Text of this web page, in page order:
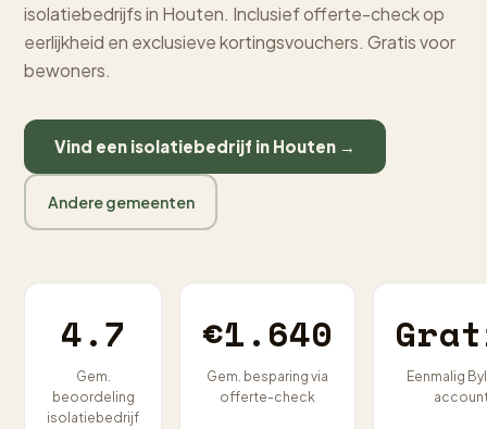
isolatiebedrijfs in Houten. Inclusief offerte-check op
eerlijkheid en exclusieve kortingsvouchers. Gratis voor
bewoners.
Vind een isolatiebedrijf in Houten →
Andere gemeenten
4.7
Gem.
beoordeling
isolatiebedrijf
€1.640
Gem. besparing via
offerte-check
Eenmalig